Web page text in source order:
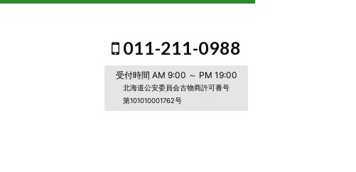
011-211-0988
受付時間 AM 9:00 ～ PM 19:00
北海道公安委員会古物商許可番号
第101010001762号